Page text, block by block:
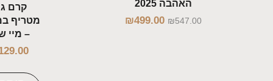
האהבה 2025
₪
₪499.00
קרם גוף
מטריף במיוחד
– מיי שמן
₪129.00